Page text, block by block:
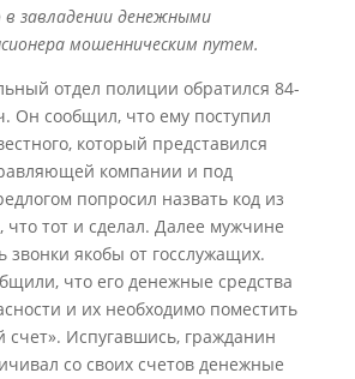
в завладении денежными
мошенническим путем.
отдел полиции обратился 84-
Он сообщил, что ему поступил
который представился
компании и под
попросил назвать код из
тот и сделал. Далее мужчине
звонки якобы от госслужащих.
что его денежные средства
и их необходимо поместить
счет». Испугавшись, гражданин
со своих счетов денежные